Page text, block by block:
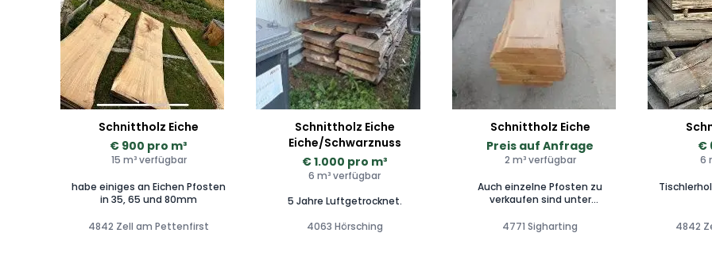
Schnittholz Eiche
€ 900 pro m³
15 m³ verfügbar
habe einiges an Eichen Pfosten
in 35, 65 und 80mm
4842 Zell am Pettenfirst
Schnittholz Eiche
Eiche/Schwarznuss
€ 1.000 pro m³
6 m³ verfügbar
5 Jahre Luftgetrocknet.
4063 Hörsching
Schnittholz Eiche
Preis auf Anfrage
2 m³ verfügbar
Auch einzelne Pfosten zu
verkaufen sind unter
4771 Sigharting
€
6
4842